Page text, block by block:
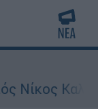
Νίκος